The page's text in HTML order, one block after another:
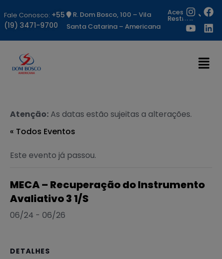
Fale Conosco: +55
(19) 3471-9700
R. Dom Bosco, 100 – Vila
Santa Catarina – Americana
Acesso
Restrito
Atenção:As datas estão sujeitas a alterações.
« Todos Eventos
Este evento já passou.
MECA – Recuperação do Instrumento
Avaliativo 3 1/S
06/24 - 06/26
DETALHES